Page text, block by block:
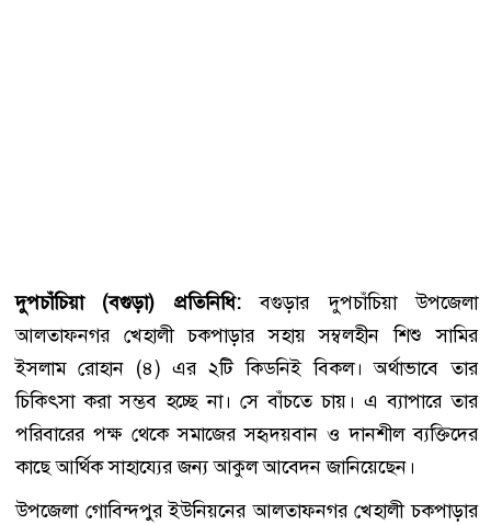
দুপচাঁচিয়া (বগুড়া) প্রতিনিধি:বগুড়ার দুপচাঁচিয়া উপজেলা
আলতাফনগর খেহালী চকপাড়ার সহায় সম্বলহীন শিশু সামির
ইসলাম রোহান (৪) এর ২টি কিডনিই বিকল। অর্থাভাবে তার
চিকিৎসা করা সম্ভব হচ্ছে না। সে বাঁচতে চায়। এ ব্যাপারে তার
পরিবারের পক্ষ থেকে সমাজের সহৃদয়বান ও দানশীল ব্যক্তিদের
কাছে আর্থিক সাহায্যের জন্য আকুল আবেদন জানিয়েছেন।
উপজেলা গোবিন্দপুর ইউনিয়নের আলতাফনগর খেহালী চকপাড়ার